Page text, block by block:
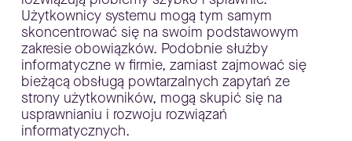
Użytkownicy systemu mogą tym samym
skoncentrować się na swoim podstawowym
zakresie obowiązków. Podobnie służby
informatyczne w firmie, zamiast zajmować się
bieżącą obsługą powtarzalnych zapytań ze
strony użytkowników, mogą skupić się na
usprawnianiu i rozwoju rozwiązań
informatycznych.